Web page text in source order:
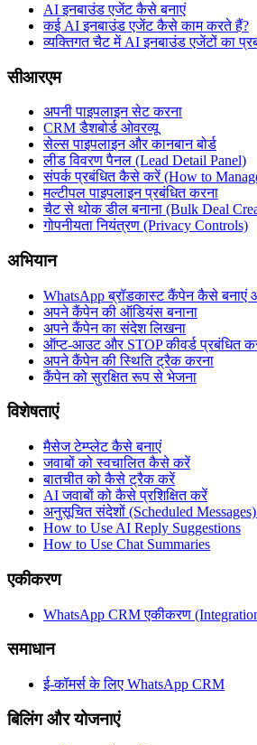
AI इनबाउंड एजेंट कैसे बनाएं
कई AI इनबाउंड एजेंट कैसे काम करते हैं?
व्यक्तिगत चैट में AI इनबाउंड एजेंटों का
सीआरएम
अपनी पाइपलाइन सेट करना
CRM डैशबोर्ड ओवरव्यू
सेल्स पाइपलाइन और कानबान बोर्ड
लीड विवरण पैनल (Lead Detail Panel)
संपर्क प्रबंधित कैसे करें (How to
मल्टीपल पाइपलाइन प्रबंधित करना
चैट से थोक डील बनाना (Bulk Deal
गोपनीयता नियंत्रण (Privacy Controls)
अभियान
WhatsApp ब्रॉडकास्ट कैंपेन कैसे बनाएं
अपने कैंपेन की ऑडियंस बनाना
अपने कैंपेन का संदेश लिखना
ऑप्ट-आउट और STOP कीवर्ड प्रबंधित
अपने कैंपेन की स्थिति ट्रैक करना
कैंपेन को सुरक्षित रूप से भेजना
विशेषताएं
मैसेज टेम्प्लेट कैसे बनाएं
जवाबों को स्वचालित कैसे करें
बातचीत को कैसे ट्रैक करें
AI जवाबों को कैसे प्रशिक्षित करें
अनुसूचित संदेशों (Scheduled
How to Use AI Reply Suggestions
How to Use Chat Summaries
एकीकरण
WhatsApp CRM एकीकरण
समाधान
ई-कॉमर्स के लिए WhatsApp CRM
बिलिंग और योजनाएं